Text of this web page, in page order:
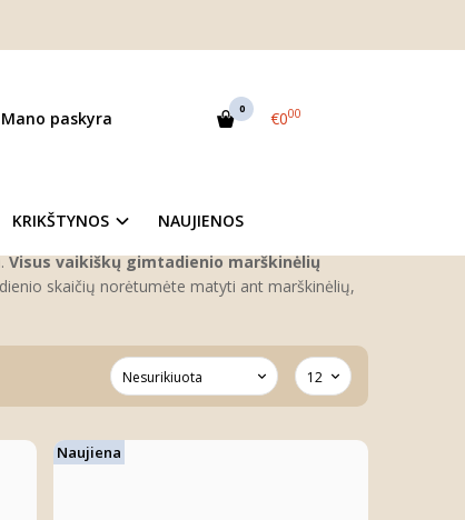
Mano paskyra 0 €000
KRIKŠTYNOS NAUJIENOS
šiuos prisiminimus įamžinti ir išsaugoti,
marškinėlių vaikams su užrašais ir
Visus vaikiškų gimtadienio marškinėlių
skaičių norėtumėte matyti ant marškinėlių,
Naujiena